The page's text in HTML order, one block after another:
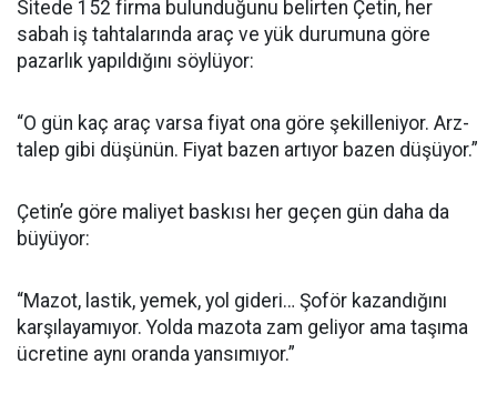
Sitede 152 firma bulunduğunu belirten Çetin, her
sabah iş tahtalarında araç ve yük durumuna göre
pazarlık yapıldığını söylüyor:
“O gün kaç araç varsa fiyat ona göre şekilleniyor. Arz-
talep gibi düşünün. Fiyat bazen artıyor bazen düşüyor.”
Çetin’e göre maliyet baskısı her geçen gün daha da
büyüyor:
“Mazot, lastik, yemek, yol gideri… Şoför kazandığını
karşılayamıyor. Yolda mazota zam geliyor ama taşıma
ücretine aynı oranda yansımıyor.”